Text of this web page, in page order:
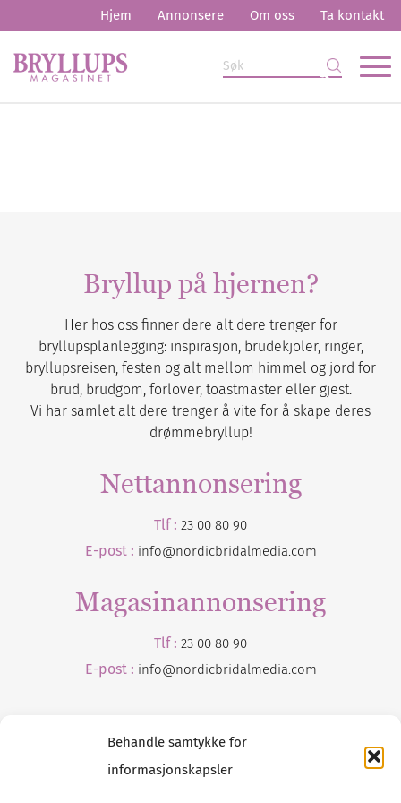
Behandle samtykke for
informasjonskapsler
Hjem Annonsere Om oss Ta kontakt
Bryllup på hjernen?
Her hos oss finner dere alt dere trenger for
bryllupsplanlegging: inspirasjon, brudekjoler, ringer,
bryllupsreisen, festen og alt mellom himmel og jord for
brud, brudgom, forlover, toastmaster eller gjest.
Vi har samlet alt dere trenger å vite for å skape deres
drømmebryllup!
Nettannonsering
Tlf : 23 00 80 90
E-post : info@nordicbridalmedia.com
Magasinannonsering
Tlf : 23 00 80 90
E-post : info@nordicbridalmedia.com